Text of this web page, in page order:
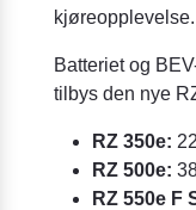
kjøreopplevelse.
Batteriet og
tilbys den nye
RZ 350e:
RZ 500e:
RZ 550e F